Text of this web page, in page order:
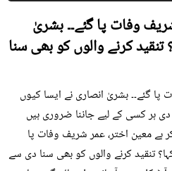
وفات پا گئے۔۔ بشریٰ
کرنے والوں کو بھی سنا
گئے۔۔ بشریٰ انصاری نے ایسا کیوں
دی ہر کسی کے لیے جاننا ضروری ہیں
ہے معین اختر، عمر شریف وفات پا
تنقید کرنے والوں کو بھی سنا دی سے